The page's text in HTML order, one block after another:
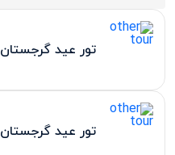
تور عید گرجستان 1403 - نیمه اول
تور عید گرجستان 1403 - نیمه دوم